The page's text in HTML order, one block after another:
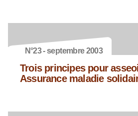
N°23 - septembre 2003
Trois principes pour
Assurance maladie